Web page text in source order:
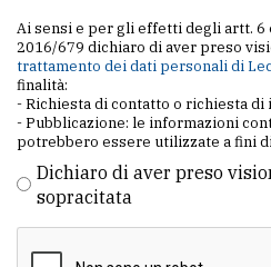
Ai sensi e per gli effetti degli artt. 6
2016/679 dichiaro di aver preso
trattamento dei dati personali di
finalità:
- Richiesta di contatto o richiesta
- Pubblicazione: le informazioni
potrebbero essere utilizzate a fini
Dichiaro di aver preso
sopracitata